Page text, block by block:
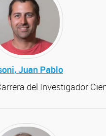
Juan Pablo
del Investigador